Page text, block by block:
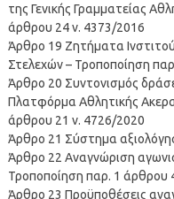
της Γενικής Γραμματείας
άρθρου 24 ν. 4373/2016
Άρθρο 19 Ζητήματα
Στελεχών – Τροποποίηση
Άρθρο 20 Συντονισμός
Πλατφόρμα Αθλητικής
άρθρου 21 ν. 4726/2020
Άρθρο 21 Σύστημα
Άρθρο 22 Αναγνώριση
Τροποποίηση παρ. 1 άρθρου
Άρθρο 23 Προϋποθέσεις